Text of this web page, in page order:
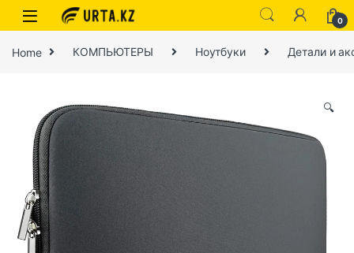
0
Home КОМПЬЮТЕРЫ Ноутбуки Детали и
🔍